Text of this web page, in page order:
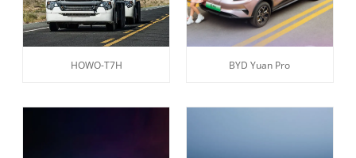
HOWO-T7H BYD Yuan Pro